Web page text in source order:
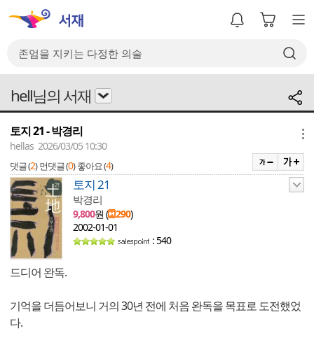
hell님의 서재
토지 21 - 박경리
hellas 2026/03/05 10:30
댓글 (2) 먼댓글 (0) 좋아요 (4)
토지 21
박경리
9,800원 ( 290)
2002-01-01
: 540
드디어 완독.
기억을 더듬어보니 거의 30년 전에 처음 완독을 목표로 도전했었
다.